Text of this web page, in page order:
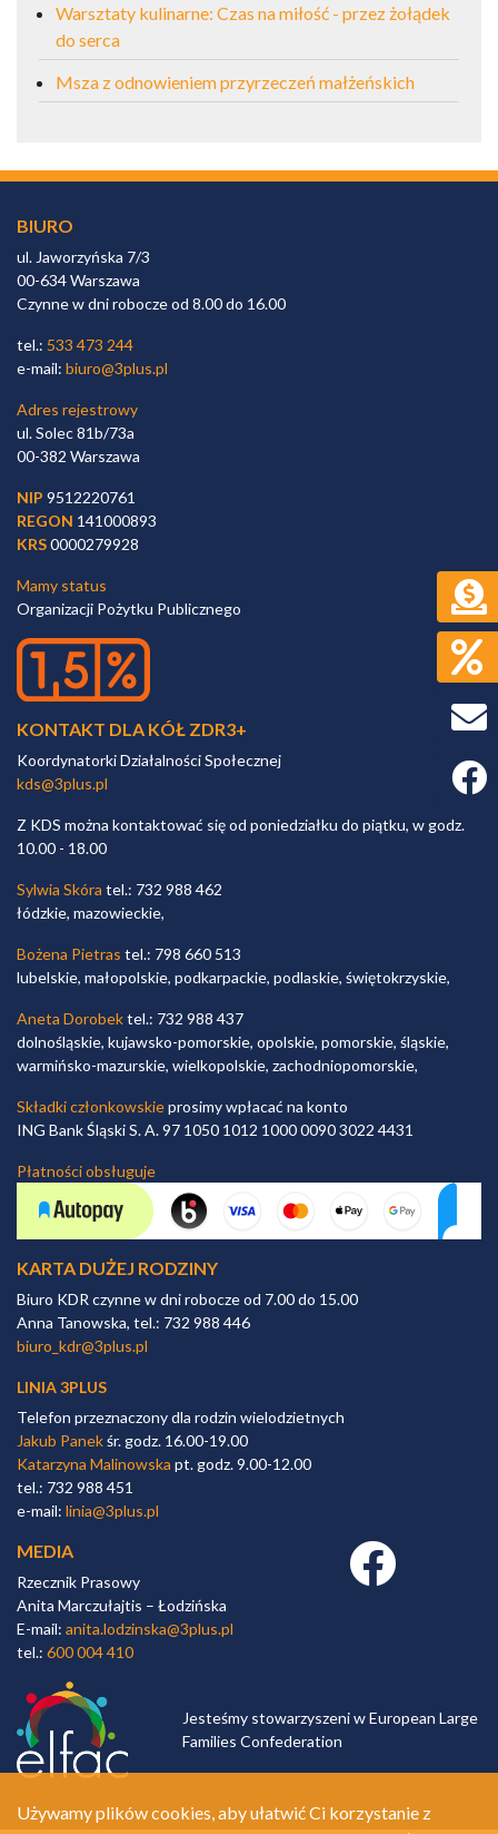
Warsztaty kulinarne: Czas na miłość - przez żołądek
do serca
Msza z odnowieniem przyrzeczeń małżeńskich
BIURO
ul. Jaworzyńska 7/3
00-634 Warszawa
Czynne w dni robocze od 8.00 do 16.00
tel.: 533 473 244
e-mail: biuro@3plus.pl
Adres rejestrowy
ul. Solec 81b/73a
00-382 Warszawa
NIP 9512220761
REGON 141000893
KRS0000279928
Mamy status
Organizacji Pożytku Publicznego
KONTAKT DLA KÓŁ ZDR3+
Koordynatorki Działalności Społecznej
kds@3plus.pl
Z KDS można kontaktować się od poniedziałku do piątku, w godz.
10.00 - 18.00
Sylwia Skóra tel.: 732 988 462
łódzkie, mazowieckie,
Bożena Pietras tel.: 798 660 513
lubelskie, małopolskie, podkarpackie, podlaskie, świętokrzyskie,
Aneta Dorobektel.: 732 988 437
dolnośląskie, kujawsko-pomorskie, opolskie, pomorskie, śląskie,
warmińsko-mazurskie, wielkopolskie, zachodniopomorskie,
Składki członkowskieprosimy wpłacać na konto
ING Bank Śląski S. A. 97 1050 1012 1000 0090 3022 4431
Płatności obsługuje
KARTA DUŻEJ RODZINY
Biuro KDR czynne w dni robocze od 7.00 do 15.00
Anna Tanowska, tel.: 732 988 446
biuro_kdr@3plus.pl
LINIA 3PLUS
Telefon przeznaczony dla rodzin wielodzietnych
Jakub Panekśr. godz. 16.00-19.00
Katarzyna Malinowska pt. godz. 9.00-12.00
tel.: 732 988 451
e-mail: linia@3plus.pl
MEDIA
Rzecznik Prasowy
Anita Marczułajtis – Łodzińska
E-mail: anita.lodzinska@3plus.pl
tel.: 600 004 410
Facebook link
Jesteśmy stowarzyszeni w European Large
Families Confederation
Używamy plików cookies, aby ułatwić Ci korzystanie z